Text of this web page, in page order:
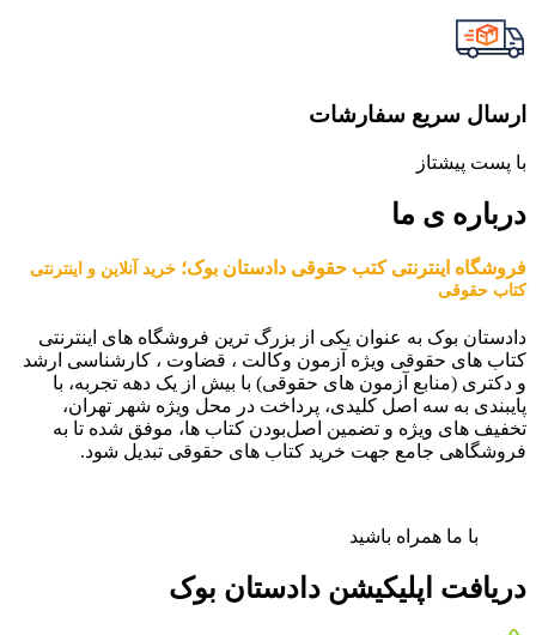
ارسال سریع سفارشات
با پست پیشتاز
درباره ی ما
فروشگاه اینترنتی کتب حقوقی دادستان بوک؛ خرید آنلاین و اینترنتی
کتاب حقوقی
دادستان بوک به عنوان یکی از بزرگ ترین فروشگاه های اینترنتی
کتاب های حقوقی ویژه آزمون وکالت ، قضاوت ، کارشناسی ارشد
و دکتری (منابع آزمون های حقوقی) با بیش از یک دهه تجربه، با
پایبندی به سه اصل کلیدی، پرداخت در محل ویژه شهر تهران،
تخفیف های ویژه و تضمین اصل‌بودن کتاب ها، موفق شده تا به
فروشگاهی جامع جهت خرید کتاب های حقوقی تبدیل شود.
با ما همراه باشید
دریافت اپلیکیشن دادستان بوک